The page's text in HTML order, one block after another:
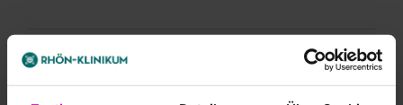
Managers' Transactions & Directors' Dealings |